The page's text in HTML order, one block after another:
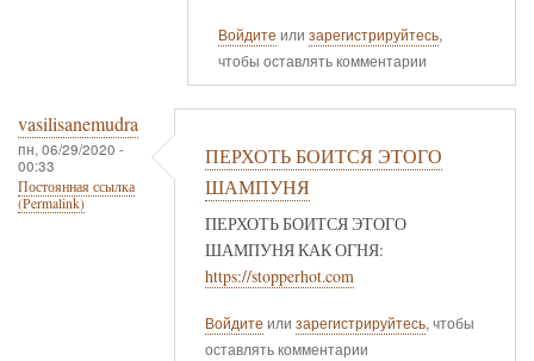
Войдите или зарегистрируйтесь,
чтобы оставлять комментарии
vasilisanemudra
пн, 06/29/2020 -
00:33
Постоянная ссылка
(Permalink)
ПЕРХОТЬ БОИТСЯ ЭТОГО
ШАМПУНЯ
ПЕРХОТЬ БОИТСЯ ЭТОГО
ШАМПУНЯ КАК ОГНЯ:
https://stopperhot.com
Войдите или зарегистрируйтесь, чтобы
оставлять комментарии